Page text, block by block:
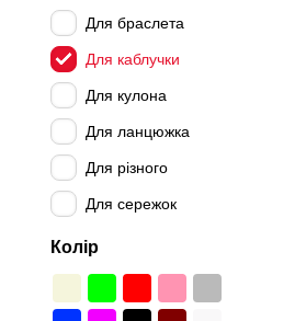
Для браслета
Для каблучки
Для кулона
Для ланцюжка
Для різного
Для сережок
Колір